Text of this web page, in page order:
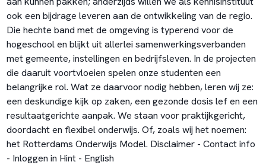
ook een bijdrage leveren aan de ontwikkeling van de regio.
Die hechte band met de omgeving is typerend voor de
hogeschool en blijkt uit allerlei samenwerkingsverbanden
met gemeente, instellingen en bedrijfsleven. In de projecten
die daaruit voortvloeien spelen onze studenten een
belangrijke rol. Wat ze daarvoor nodig hebben, leren wij ze:
een deskundige kijk op zaken, een gezonde dosis lef en een
resultaatgerichte aanpak. We staan voor praktijkgericht,
doordacht en flexibel onderwijs. Of, zoals wij het noemen:
het Rotterdams Onderwijs Model. Disclaimer - Contact info
- Inloggen in Hint - English